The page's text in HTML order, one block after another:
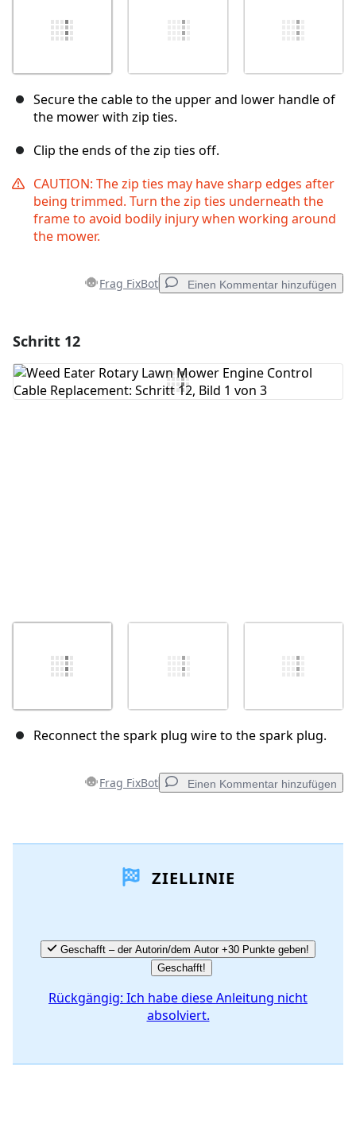
Secure the cable to the upper and lower handle of
the mower with zip ties.
Clip the ends of the zip ties off.
CAUTION: The zip ties may have sharp edges after
being trimmed. Turn the zip ties underneath the
frame to avoid bodily injury when working around
the mower.
Frag FixBot Einen Kommentar hinzufügen
Kommentar hinzufügen
Schritt 12
Reconnect the spark plug wire to the spark plug.
Frag FixBot Einen Kommentar hinzufügen
Kommentar hinzufügen
Abbrechen Kommentieren
ZIELLINIE
Geschafft – der Autorin/dem Autor +30 Punkte geben!
Geschafft!
Rückgängig: Ich habe diese Anleitung nicht
absolviert.